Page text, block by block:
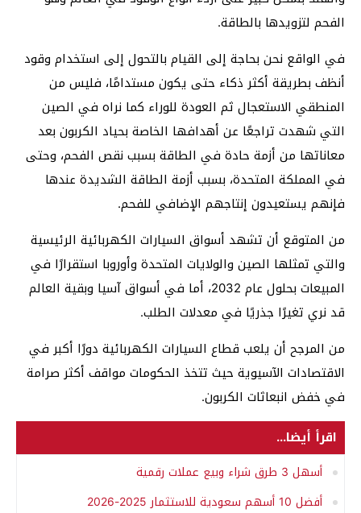
الفحم لتزويدها بالطاقة.
في الواقع نحن بحاجة إلى القيام بالتحول إلى استخدام وقود
أنظف بطريقة أكثر ذكاء حتى يكون مستدامًا، فليس من
المنطقي الاستعجال ثم العودة للوراء كما نراه في الصين
التي شهدت تراجعًا عن أهدافها الخاصة بحياد الكربون بعد
معاناتها من أزمة حادة في الطاقة بسبب نقص الفحم، وحتى
في المملكة المتحدة، بسبب أزمة الطاقة الشديدة عندها
فإنهم يستعيدون إنتاجهم الإضافي للفحم.
من المتوقع أن تشهد أسواق السيارات الكهربائية الرئيسية
والتي تمثلها الصين والولايات المتحدة وأوروبا استقرارًا في
المبيعات بحلول عام 2032، أما في أسواق آسيا وبقية العالم
قد نري تغيرًا جذريًا في معدلات الطلب.
من المرجح أن يلعب قطاع السيارات الكهربائية دورًا أكبر في
الاقتصادات الآسيوية حيث تتخذ الحكومات مواقف أكثر صرامة
في خفض انبعاثات الكربون.
اقرأ أيضا...
أسهل 3 طرق شراء وبيع عملات رقمية
أفضل 10 أسهم سعودية للاستثمار 2025-2026